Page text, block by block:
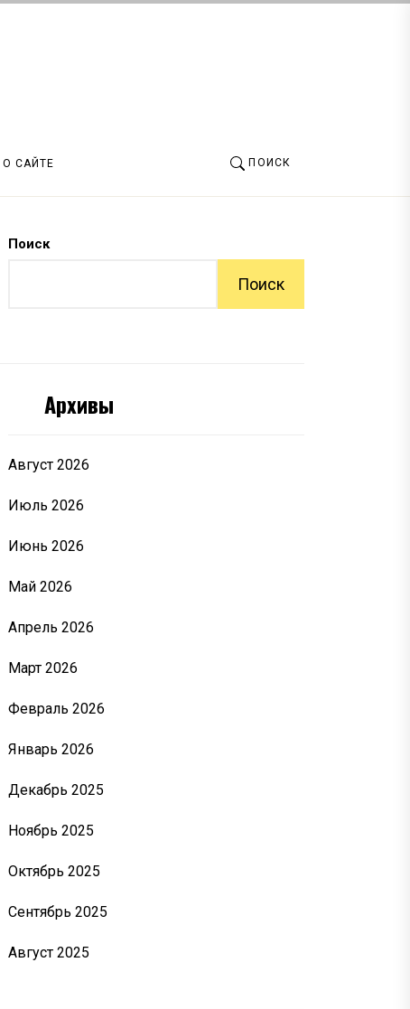
О САЙТЕ ПОИСК
Поиск
Поиск
Архивы
Август 2026
Июль 2026
Июнь 2026
Май 2026
Апрель 2026
Март 2026
Февраль 2026
Январь 2026
Декабрь 2025
Ноябрь 2025
Октябрь 2025
Сентябрь 2025
Август 2025